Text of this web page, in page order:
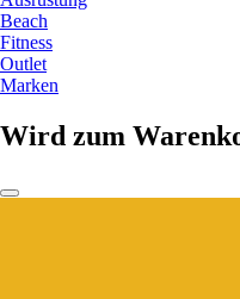
Beach
Fitness
Outlet
Marken
Wird zum